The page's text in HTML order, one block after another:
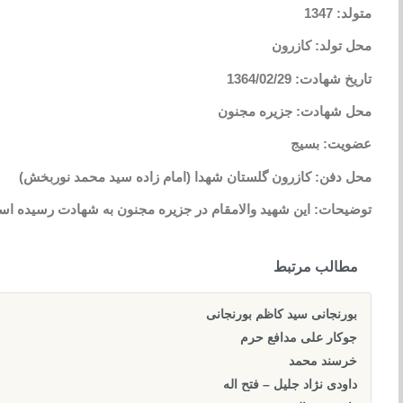
متولد: 1347
محل تولد: کازرون
تاریخ شهادت: 1364/02/29
محل شهادت: جزیره مجنون
عضویت: بسیج
محل دفن: کازرون گلستان شهدا (امام زاده سید محمد نوربخش)
توضیحات: این شهید والامقام در جزیره مجنون به شهادت رسیده
مطالب مرتبط
بورنجانی سید کاظم بورنجانی
جوکار علی مدافع حرم
خرسند محمد
داودی نژاد جلیل – فتح اله